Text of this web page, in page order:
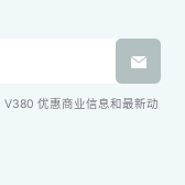
V380 优惠商业信息和最新动